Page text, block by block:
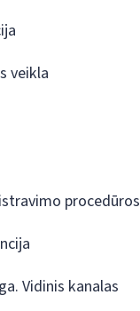
veikla
procedūros
Vidinis kanalas